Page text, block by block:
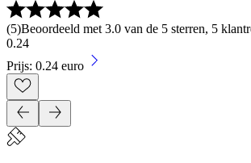
(5)Beoordeeld met 3.0 van de 5 sterren, 5
0.24
Prijs: 0.24 euro